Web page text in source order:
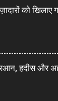
को
हदीस और